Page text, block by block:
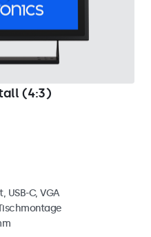
(4:3)
USB-C, VGA